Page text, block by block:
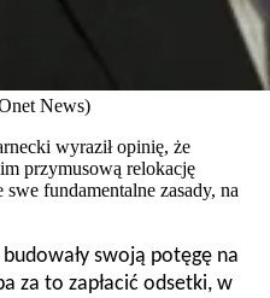
News)
wyraził opinię, że
przymusową relokację
fundamentalne zasady, na
swoją potęgę na
za to zapłacić odsetki, w